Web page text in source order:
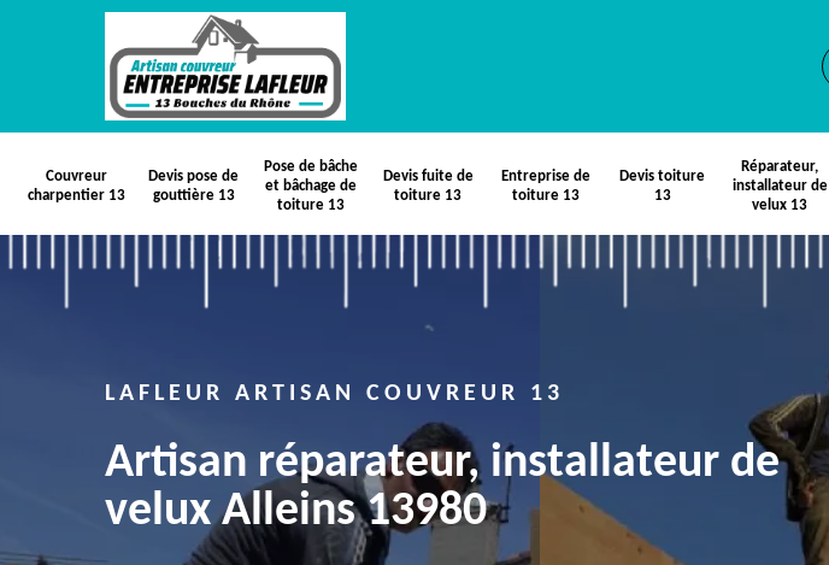
Couvreur
charpentier 13
Devis pose de
gouttière 13
Pose de bâche
et bâchage de
toiture 13
Devis fuite de
toiture 13
Entreprise de
toiture 13
Devis toiture
13
Réparateur,
installateur de
velux 13
LAFLEUR ARTISAN COUVREUR 13
Artisan réparateur, installateur de
velux Alleins 13980